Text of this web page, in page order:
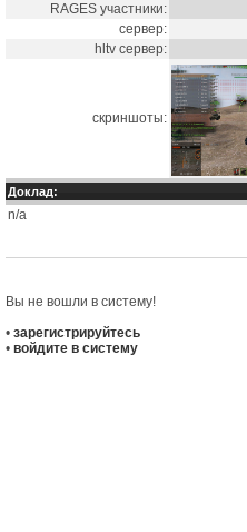
RAGES участники:
сервер:
hltv сервер:
скриншоты:
Доклад:
n/a
Вы не вошли в систему!
• зарегистрируйтесь
• войдите в систему